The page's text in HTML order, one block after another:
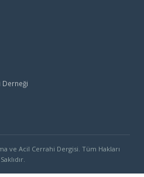
ve Acil Cerrahi Dergisi. Tüm Hakları
Saklıdır.